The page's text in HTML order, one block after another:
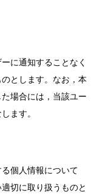
に通知することなく
とします。なお，本
場合には，当該ユー
ます。
個人情報について
切に取り扱うものと